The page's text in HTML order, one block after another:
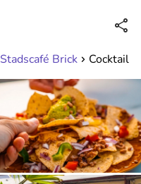
Bereikbaar tot 23:00 uur
Stadscafé Brick Cocktail-